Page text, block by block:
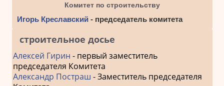
Комитет по строительству
Игорь Креславский - председатель комитета
строительное досье
Алексей Гирин - первый заместитель
председателя Комитета
Александр Постраш - Заместитель председателя